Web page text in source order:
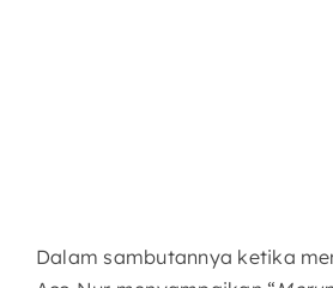
Dalam sambutannya ketika